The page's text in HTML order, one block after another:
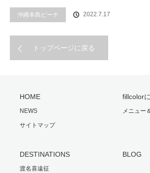
沖縄本島ビーチ 2022.7.17
トップページに戻る
HOME
NEWS
サイトマップ
fillcolor
メニュー
DESTINATIONS
渡名喜遠征
BLOG